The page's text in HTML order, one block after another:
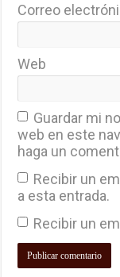
Correo
Web
Guardar mi
web en este
haga un
Recibir un
a esta entrada.
Recibir un